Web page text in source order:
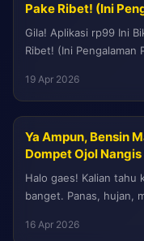
Pake Ribet! (Ini
Gila! Aplikasi rp99 Ini
Ribet! (Ini Pengalaman
19 Apr 2026
Ya Ampun, Bensin
Dompet Ojol Nangis
Halo gaes! Kalian tahu
banget. Panas, hujan,
16 Apr 2026